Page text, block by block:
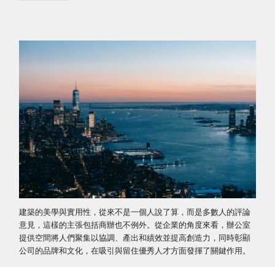
建築的美學與實用性，從來不是一個人說了算，而是多數人的評論
意見，這樣的主張包括商辦也不例外。從企業的角度來看，辦公室
提供空間將人們聚集以協調、產出和績效並提高創造力，同時彰顯
公司的品牌和文化，在吸引與留住優秀人才方面發揮了關鍵作用。